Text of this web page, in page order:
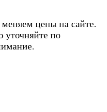
цены на сайте.
по